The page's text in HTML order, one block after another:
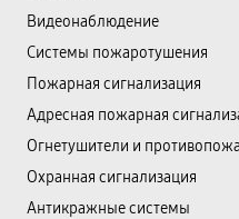
Видеонаблюдение
Системы пожаротушения
Пожарная сигнализация
Адресная пожарная
Огнетушители и
Охранная сигнализация
Антикражные системы